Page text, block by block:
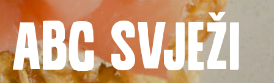
Proizvodi
Recepti
Priča o ABC siru
ABC svježi